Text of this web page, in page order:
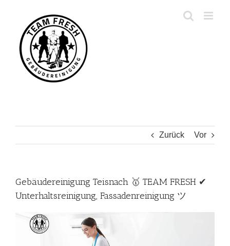
springen
Zurück Vor
Gebäudereinigung Teisnach 🥇 TEAM FRESH ✔
Unterhaltsreinigung, Fassadenreinigung ツ